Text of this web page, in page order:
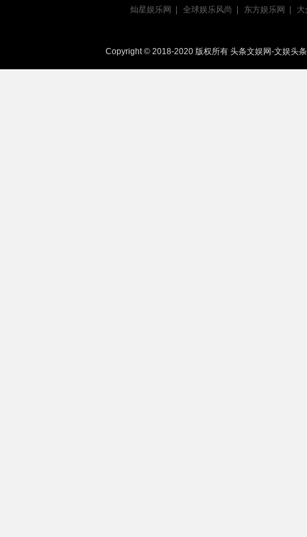
灿星娱乐网
全球娱乐风尚 东方娱乐网 大
Copyright © 2018-2020 版权所有 头条文娱网-文娱头